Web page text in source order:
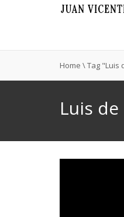
Home \Tag "Luis
Luis